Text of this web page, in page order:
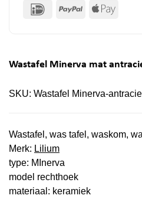
IDeal PayPal Apple
Wastafel Minerva mat
SKU: Wastafel Minerva-
Wastafel, was tafel, waskom,
Merk: Lilium
type: MInerva
model rechthoek
materiaal: keramiek